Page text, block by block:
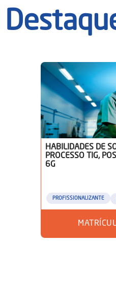
HABILIDADES DE
PROCESSO TIG,
6G
PROFISSIONALIZANTE